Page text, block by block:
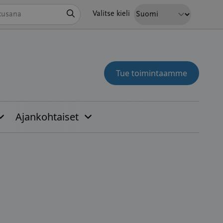
Valitse kieli
Tue toimintaamme
Ajankohtaiset